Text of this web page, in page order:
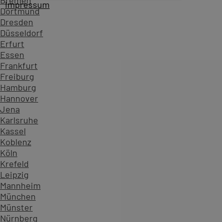
Dortmund
Dresden
Düsseldorf
Erfurt
Essen
Frankfurt
Freiburg
Hamburg
Hannover
Jena
Karlsruhe
Kassel
Koblenz
Köln
Krefeld
Leipzig
Mannheim
München
Münster
Nürnberg
Startseite
Zahlen, die Vertrauen schaffen - überzeugen Sie sich
234.599
Teilnehmende
904
Impressum